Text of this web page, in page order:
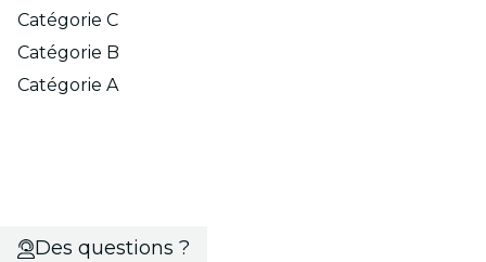
Catégorie C
Catégorie B
Catégorie A
Des questions ?